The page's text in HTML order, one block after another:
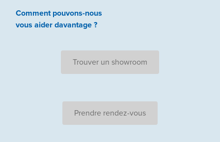
Comment pouvons-nous
vous aiderdavantage ?
Trouver un showroom
Prendre rendez-vous